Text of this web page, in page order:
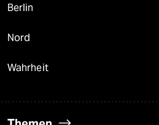
Berlin
Nord
Wahrheit